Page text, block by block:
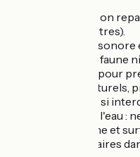
Zéro trace : on
ceux des autres).
Discrétion sonore
déranger la faune
Pas de feu : pour
espaces naturels,
stable (sauf si
Respect de l'eau :
de montagne et
crèmes solaires